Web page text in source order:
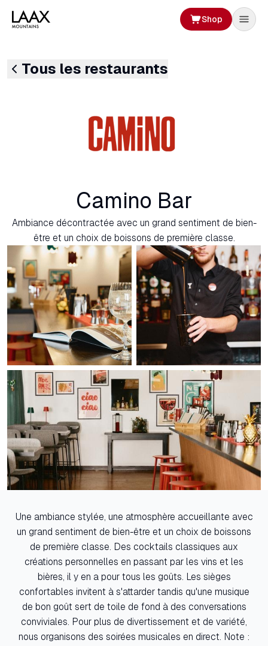
Shop
Tous les restaurants
Camino Bar
Ambiance décontractée avec un grand sentiment de bien-
être et un choix de boissons de première classe.
Une ambiance stylée, une atmosphère accueillante avec
un grand sentiment de bien-être et un choix de boissons
de première classe. Des cocktails classiques aux
créations personnelles en passant par les vins et les
bières, il y en a pour tous les goûts. Les sièges
confortables invitent à s'attarder tandis qu'une musique
de bon goût sert de toile de fond à des conversations
conviviales. Pour plus de divertissement et de variété,
nous organisons des soirées musicales en direct. Note :